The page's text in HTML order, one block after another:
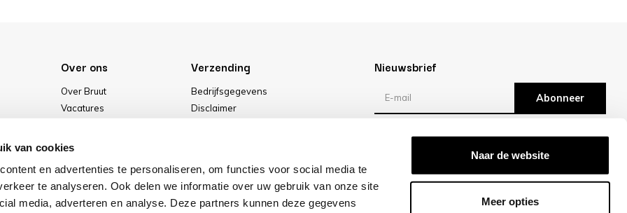
van cookies
en advertenties te personaliseren, om functies voor social media te
te analyseren. Ook delen we informatie over uw gebruik van onze site
media, adverteren en analyse. Deze partners kunnen deze gegevens
Naar de website
Meer opties
Over ons
Over Bruut
Vacatures
Onze winkel
Verzending
Bedrijfsgegevens
Disclaimer
Nieuwsbrief
Abonneer
Reviews
/10 -klantbeoordelingen